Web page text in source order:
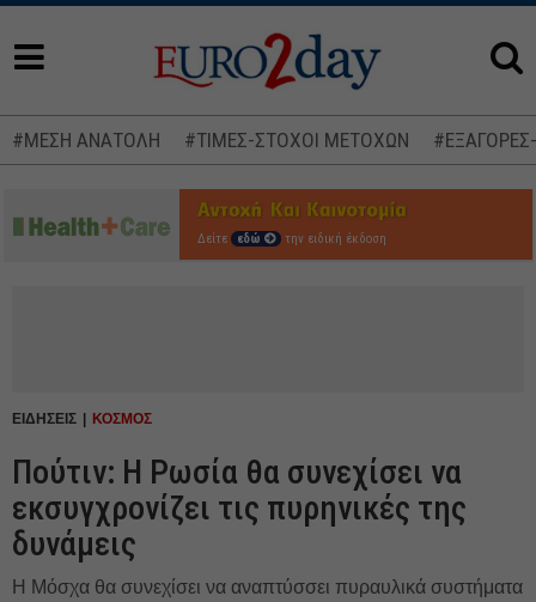
#ΜΕΣΗ ΑΝΑΤΟΛΗ #ΤΙΜΕΣ-ΣΤΟΧΟΙ ΜΕΤΟΧΩΝ
Δείτε εδώ την ειδική έκδοση
ΕΙΔΗΣΕΙΣ ΚΟΣΜΟΣ
Πούτιν: Η Ρωσία θα συνεχίσει να
εκσυγχρονίζει τις πυρηνικές της
δυνάμεις
Η Μόσχα θα συνεχίσει να αναπτύσσει πυραυλικά συστήματα